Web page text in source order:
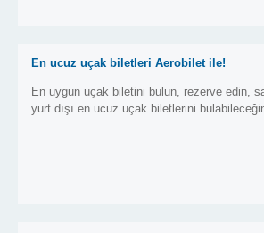
En ucuz uçak biletleri Aerobilet ile!
En uygun uçak biletini bulun, rezerve edin,
yurt dışı en ucuz uçak biletlerini